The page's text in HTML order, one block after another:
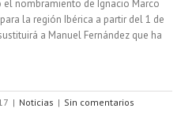
el nombramiento de Ignacio Marco
la región Ibérica a partir del 1 de
a Manuel Fernández que ha
| Noticias | Sin comentarios